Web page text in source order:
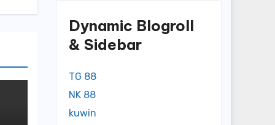
Dynamic Blogroll
& Sidebar
TG 88
NK 88
kuwin